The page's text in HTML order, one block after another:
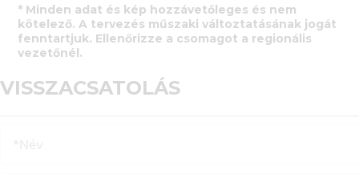
* Minden adat és kép hozzávetőleges és nem
kötelező. A tervezés műszaki változtatásának jogát
fenntartjuk. Ellenőrizze a csomagot a regionális
vezetőnél.
VISSZACSATOLÁS